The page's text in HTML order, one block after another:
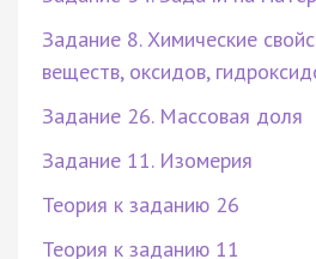
Задание 8. Химические
веществ, оксидов,
Задание 26. Массовая доля
Задание 11. Изомерия
Теория к заданию 26
Теория к заданию 11